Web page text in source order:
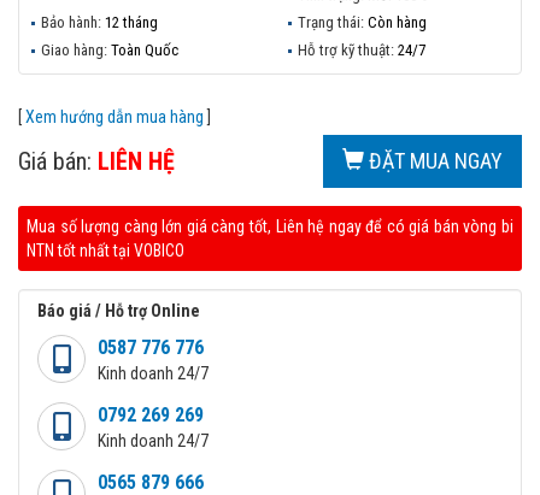
Bảo hành: 12 tháng Trạng thái: Còn hàng
Giao hàng: Toàn Quốc Hỗ trợ kỹ thuật: 24/7
[Xem hướng dẫn mua hàng
Giá bán: LIÊN HỆ ĐẶT MUA NGAY
Mua số lượng càng lớn giá càng tốt, Liên hệ ngay để có giá bán vòng bi
NTN tốt nhất tại VOBICO
Báo giá / Hỗ trợ Online
0587 776 776
Kinh doanh 24/7
0792 269 269
Kinh doanh 24/7
0565 879 666